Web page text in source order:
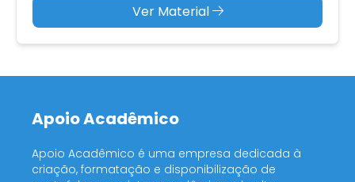
Ver Material
Apoio Acadêmico
Apoio Acadêmico é uma empresa dedicada à
criação, formatação e disponibilização de